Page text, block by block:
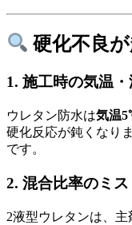
硬化不良
1. 施工時の気温
ウレタン防水は気温
硬化反応が鈍くなり
です。
2. 混合比率のミス
2液型ウレタンは、主